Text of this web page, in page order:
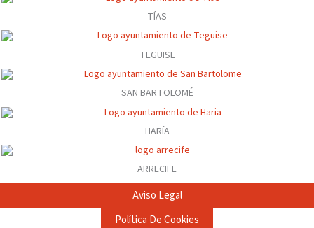
TÍAS
TEGUISE
SAN BARTOLOMÉ
HARÍA
ARRECIFE
Aviso Legal
Política De Cookies